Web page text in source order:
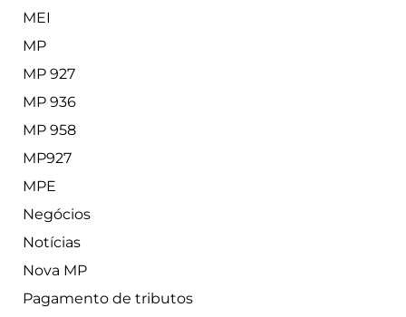
MEI
MP
MP 927
MP 936
MP 958
MP927
MPE
Negócios
Notícias
Nova MP
Pagamento de tributos